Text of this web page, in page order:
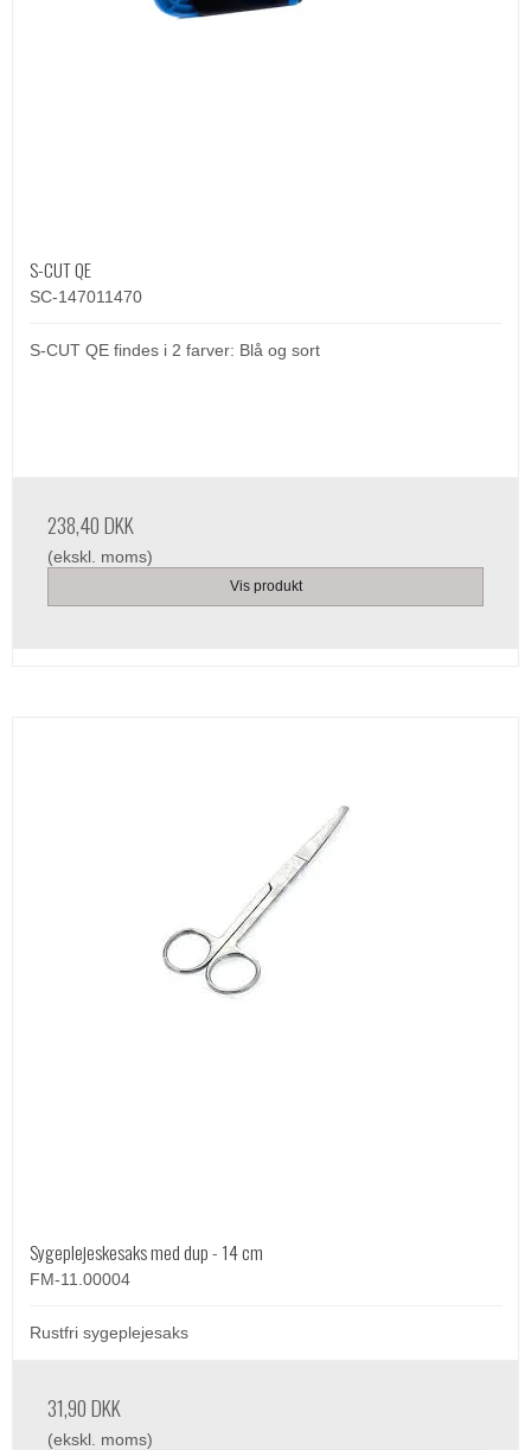
S-CUT QE
SC-147011470
S-CUT QE findes i 2 farver: Blå og sort
238,40 DKK
(ekskl. moms)
Vis produkt
Sygeplejeskesaks med dup - 14 cm
FM-11.00004
Rustfri sygeplejesaks
31,90 DKK
(ekskl. moms)